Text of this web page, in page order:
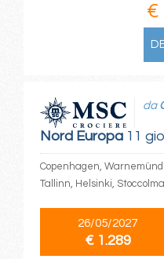
€
Nord Europa11
da
Copenhagen,
Tallinn, Helsinki,
26/05/2027
€ 1.289